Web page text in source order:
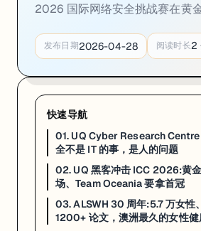
UQ 这次有两位 CS + Math 双学位本科生进
支撑这两位选手的是 UQ Cyber Squad——一
来源：UQ News · 2026-04-27
03. ALSWH 30 周年:5.7 万
：澳洲女性健康纵向研究（ALSWH
澳洲女性健康纵向研究（Australian
UQ 这边的负责人是 Professor Gita Mishra
对走 Public Health / Epidemiology / Health
来源：UQ News · 2026-04-22
2026 国际网络安全挑战赛在黄
发布日期2026-04-28 阅读时长2
快速导航
01. UQ Cyber Research
全不是 IT 的事，是人的问题
02. UQ 黑客冲击 ICC 2026:黄
场、Team Oceania 要拿首冠
03. ALSWH 30 周年:5.7 万女性
1200+ 论文，澳洲最久的女性健